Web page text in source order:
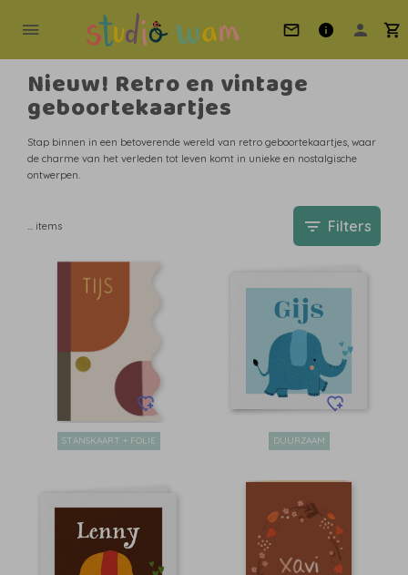
Nieuw! Retro en vintage
geboortekaartjes
Stap binnen in een betoverende wereld van retro geboortekaartjes, waar
de charme van het verleden tot leven komt in unieke en nostalgische
ontwerpen.
… items Filters
STANSKAART + FOLIE DUURZAAM